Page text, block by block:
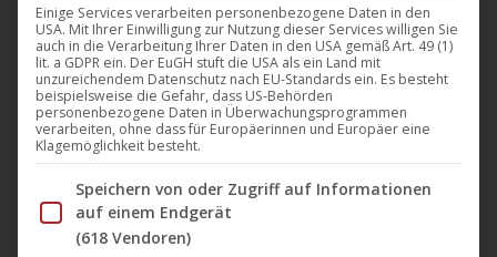
Familienfilm „Königin von Niendorf“ (Darling Berlin)
bundesweit in den Kinos. Nachfolgend einige
Stimmen aus dem Presseecho zum Film: 3sat:
„Ganz nebenbei wird hier ein Star geboren.“
Artechock München: „Berliner Schule für Kinder? Das
soll gehen? Ich verspreche es und bitte jeden, der
Zweifel hegen sollte, es auszu­pro­bieren;…
Einige Services verarbeiten personenbezogene Daten in den
USA. Mit Ihrer Einwilligung zur Nutzung dieser Services willigen Sie
auch in die Verarbeitung Ihrer Daten in den USA gemäß Art. 49 (1)
lit. a GDPR ein. Der EuGH stuft die USA als ein Land mit
unzureichendem Datenschutz nach EU-Standards ein. Es besteht
beispielsweise die Gefahr, dass US-Behörden
personenbezogene Daten in Überwachungsprogrammen
verarbeiten, ohne dass für Europäerinnen und Europäer eine
Klagemöglichkeit besteht.
Im Folgenden finden Sie eine Liste der Zwecke des IAB
Speichern von oder Zugriff auf Informationen
auf einem Endgerät
(618 Vendoren)